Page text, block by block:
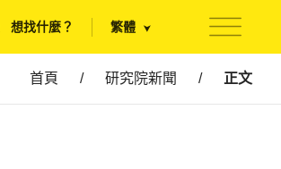
想找什麼？ 繁體
首頁 / 研究院新聞 / 正文